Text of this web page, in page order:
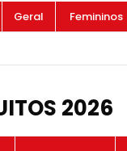
Geral Femininos
2026